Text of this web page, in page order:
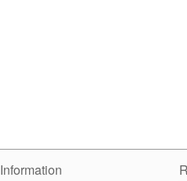
Information